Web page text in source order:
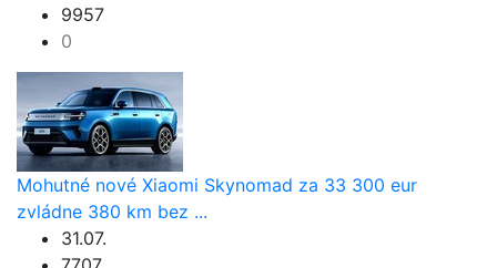
9957
0
Mohutné nové Xiaomi Skynomad za 33 300 eur
zvládne 380 km bez ...
31.07.